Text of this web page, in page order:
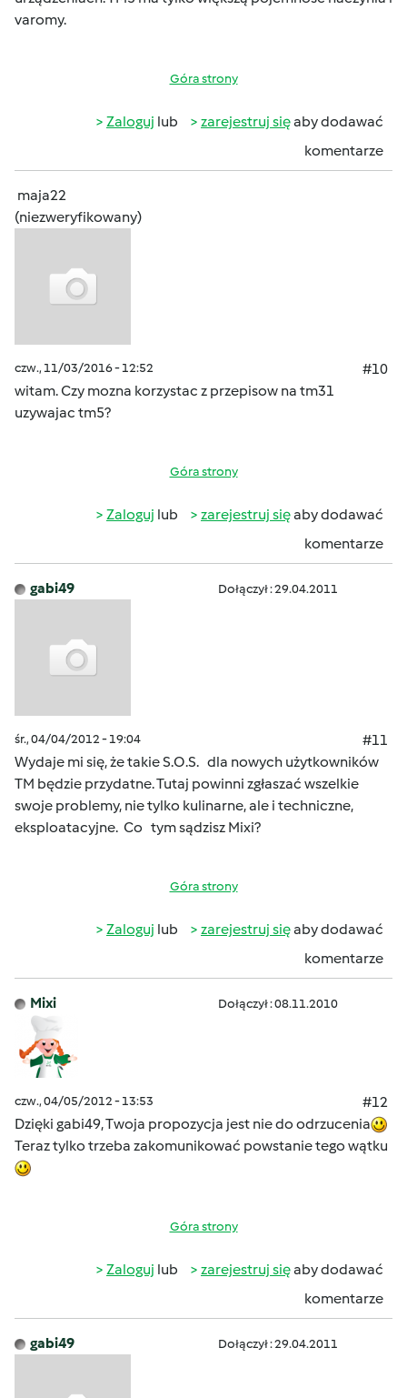
varomy.
Góra strony
Zaloguj lub zarejestruj sięaby dodawać
komentarze
maja22
(niezweryfikowany)
czw., 11/03/2016 - 12:52
#10
witam. Czy mozna korzystac z przepisow na tm31
uzywajac tm5?
Góra strony
Zaloguj lub zarejestruj sięaby dodawać
komentarze
gabi49 Dołączył : 29.04.2011
śr., 04/04/2012 - 19:04
#11
Wydaje mi się, że takie S.O.S. dla nowych użytkowników
TM będzie przydatne. Tutaj powinni zgłaszać wszelkie
swoje problemy, nie tylko kulinarne, ale i techniczne,
eksploatacyjne. Co tym sądzisz Mixi?
Góra strony
Zaloguj lub zarejestruj sięaby dodawać
komentarze
Mixi Dołączył : 08.11.2010
czw., 04/05/2012 - 13:53
#12
Dzięki gabi49, Twoja propozycja jest nie do odrzucenia
Teraz tylko trzeba zakomunikować powstanie tego wątku
Góra strony
Zaloguj lub zarejestruj sięaby dodawać
komentarze
gabi49 Dołączył : 29.04.2011